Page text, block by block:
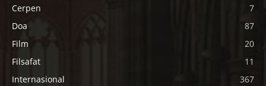
Cerpen
7
Doa
87
Film
20
Filsafat
11
Internasional
367